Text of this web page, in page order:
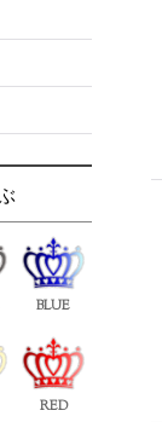
BLUE
RED